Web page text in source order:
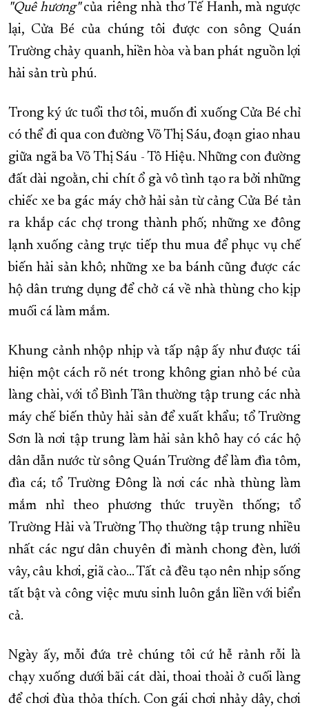
"Quê hương"của riêng nhà thơ Tế Hanh, mà ngược
lại, Cửa Bé của chúng tôi được con sông Quán
Trường chảy quanh, hiền hòa và ban phát nguồn lợi
hải sản trù phú.
Trong ký ức tuổi thơ tôi, muốn đi xuống Cửa Bé chỉ
có thể đi qua con đường Võ Thị Sáu, đoạn giao nhau
giữa ngã ba Võ Thị Sáu - Tô Hiệu. Những con đường
đất dài ngoằn, chi chít ổ gà vô tình tạo ra bởi những
chiếc xe ba gác máy chở hải sản từ cảng Cửa Bé tản
ra khắp các chợ trong thành phố; những xe đông
lạnh xuống cảng trực tiếp thu mua để phục vụ chế
biến hải sản khô; những xe ba bánh cũng được các
hộ dân trưng dụng để chở cá về nhà thùng cho kịp
muối cá làm mắm.
Khung cảnh nhộp nhịp và tấp nập ấy như được tái
hiện một cách rõ nét trong không gian nhỏ bé của
làng chài, với tổ Bình Tân thường tập trung các nhà
máy chế biến thủy hải sản để xuất khẩu; tổ Trường
Sơn là nơi tập trung làm hải sản khô hay có các hộ
dân dẫn nước từ sông Quán Trường để làm đìa tôm,
đìa cá; tổ Trường Đông là nơi các nhà thùng làm
mắm nhỉ theo phương thức truyền thống; tổ
Trường Hải và Trường Thọ thường tập trung nhiều
nhất các ngư dân chuyên đi mành chong đèn, lưới
vây, câu khơi, giã cào... Tất cả đều tạo nên nhịp sống
tất bật và công việc mưu sinh luôn gắn liền với biển
cả.
Ngày ấy, mỗi đứa trẻ chúng tôi cứ hễ rảnh rỗi là
chạy xuống dưới bãi cát dài, thoai thoải ở cuối làng
để chơi đùa thỏa thích. Con gái chơi nhảy dây, chơi